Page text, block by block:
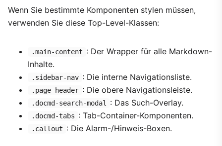
Wenn Sie bestimmte Komponenten stylen müssen,
verwenden Sie diese Top-Level-Klassen:
.main-content : Der Wrapper für alle Markdown-
Inhalte.
.sidebar-nav : Die interne Navigationsliste.
.page-header : Die obere Navigationsleiste.
.docmd-search-modal : Das Such-Overlay.
.docmd-tabs : Tab-Container-Komponenten.
.callout : Die Alarm-/Hinweis-Boxen.